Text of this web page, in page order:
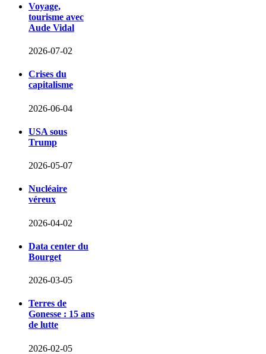
Voyage,
tourisme avec
Aude Vidal
2026-07-02
Crises du
capitalisme
2026-06-04
USA sous
Trump
2026-05-07
Nucléaire
véreux
2026-04-02
Data center du
Bourget
2026-03-05
Terres de
Gonesse : 15 ans
de lutte
2026-02-05